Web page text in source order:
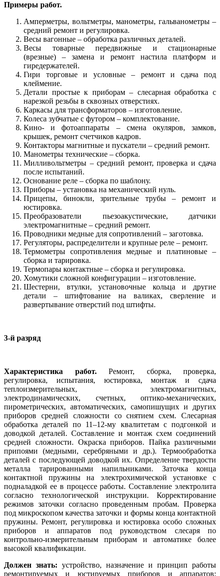
Примеры работ.
Амперметры, вольтметры, манометры, гальванометры –
средний ремонт и регулировка.
Весы вагонные – обработка различных деталей.
Весы товарные передвижные и стационарные
(врезные) – замена и ремонт настила платформ и
гиредержателей.
Гири торговые и условные – ремонт и сдача под
клеймение.
Детали простые к приборам – слесарная обработка с
нарезкой резьбы в сквозных отверстиях.
Каркасы для трансформаторов – изготовление.
Колеса зубчатые с футором – комплектование.
Кино- и фотоаппараты – смена окуляров, замков,
крышек, ремонт счетчиков кадров.
Контакторы магнитные и пускатели – средний ремонт.
Манометры технические – сборка.
Милливольтметры – средний ремонт, проверка и сдача
после испытаний.
Основание реле – сборка по шаблону.
Приборы – установка на механический нуль.
Прицепы, бинокли, зрительные трубы – ремонт и
юстировка.
Преобразователи пьезоакустические, датчики
электромагнитные – средний ремонт.
Проводники медные для сопротивлений – заготовка.
Регуляторы, распределители и крупные реле – ремонт.
Термометры сопротивления медные и платиновые –
сборка и тарировка.
Термопары контактные – сборка и регулировка.
Хомутики сложной конфигурации – изготовление.
Шестерни, втулки, установочные кольца и другие
детали – штифтование на валиках, сверление и
развертывание отверстий под штифты.
3-й разряд
Характеристика работ.Ремонт, сборка, проверка,
регулировка, испытания, юстировка, монтаж и сдача
теплоизмерительных, электромагнитных,
электродинамических, счетных, оптико-механических,
пирометрических, автоматических, самопишущих и других
приборов средней сложности со снятием схем. Слесарная
обработка деталей по 11–12-му квалитетам с подгонкой и
доводкой деталей. Составление и монтаж схем соединений
средней сложности. Окраска приборов. Пайка различными
припоями (медными, серебряными и др.). Термообработка
деталей с последующей доводкой их. Определение твердости
металла тарированными напильниками. Заточка конца
контактной пружины на электрохимической установке с
подналадкой ее в процессе работы. Составление электролита
согласно технологической инструкции. Корректирование
режимов заточки согласно проведенным пробам. Проверка
под микроскопом качества заточки и формы конца контактной
пружины. Ремонт, регулировка и юстировка особо сложных
приборов и аппаратов под руководством слесаря по
контрольно-измерительным приборам и автоматике более
высокой квалификации.
Должен знать: устройство, назначение и принцип работы
ремонтируемых и юстируемых приборов и аппаратов;